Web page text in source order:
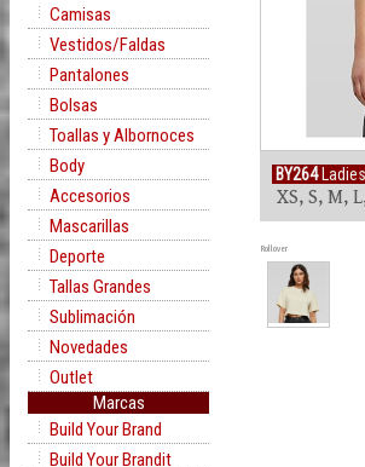
Camisas
Vestidos/Faldas
Pantalones
Bolsas
Toallas y Albornoces
Body
Accesorios
Mascarillas
Deporte
Tallas Grandes
Sublimación
Novedades
Outlet
Marcas
Build Your Brand
Build Your Brandit
BY264
XS, S, M,
Rollover